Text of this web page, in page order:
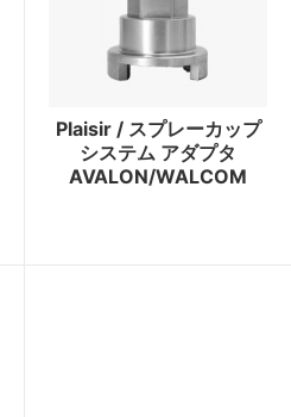
Plaisir / スプレーカップ
システム アダプタ
AVALON/WALCOM